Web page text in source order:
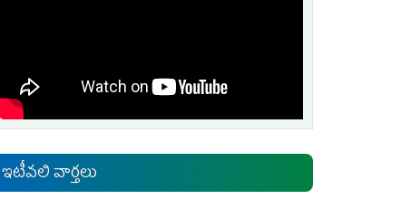
ఇటీవలి వార్తలు